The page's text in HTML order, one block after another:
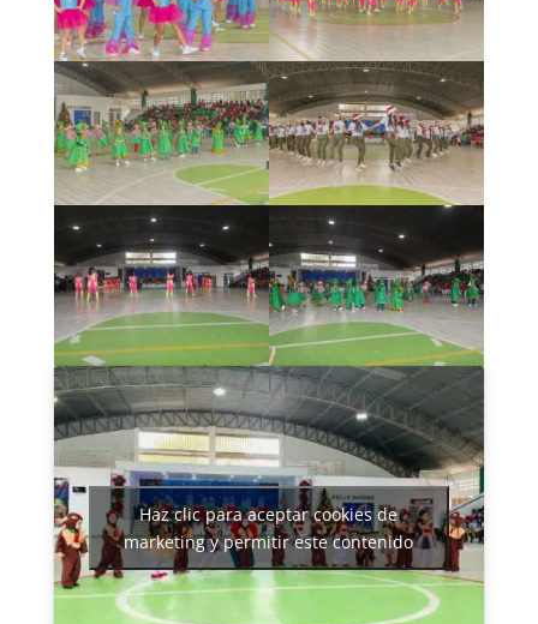
Haz clic para aceptar cookies de
marketing y permitir este contenido